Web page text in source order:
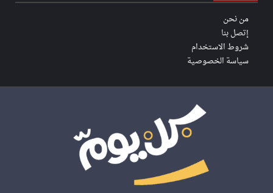
من نحن
إتصل بنا
شروط الاستخدام
سياسة الخصوصية